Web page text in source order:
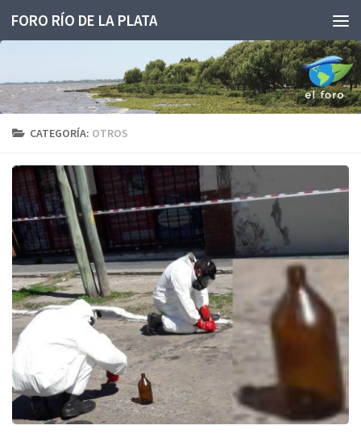
Saltar al contenido
FORO RÍO DE LA PLATA
CATEGORÍA: OTROS